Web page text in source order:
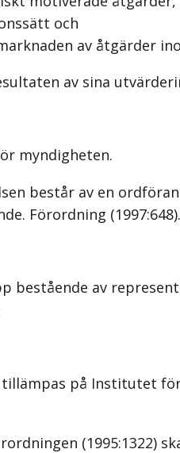
och
av åtgärder
av sina
myndigheten.
består av en
Förordning (1997:648).
av
på Institutet
(1995:1322)